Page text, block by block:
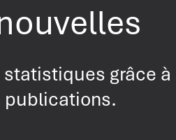
grâce
publications.